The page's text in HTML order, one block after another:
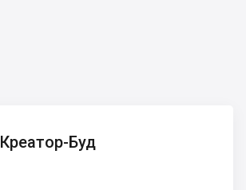
Креатор-Буд